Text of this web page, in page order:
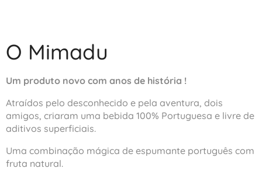
O Mimadu
Um produto novo com anos de história !
Atraídos pelo desconhecido e pela aventura, dois
amigos, criaram uma bebida 100% Portuguesa e livre de
aditivos superficiais.
Uma combinação mágica de espumante português com
fruta natural.